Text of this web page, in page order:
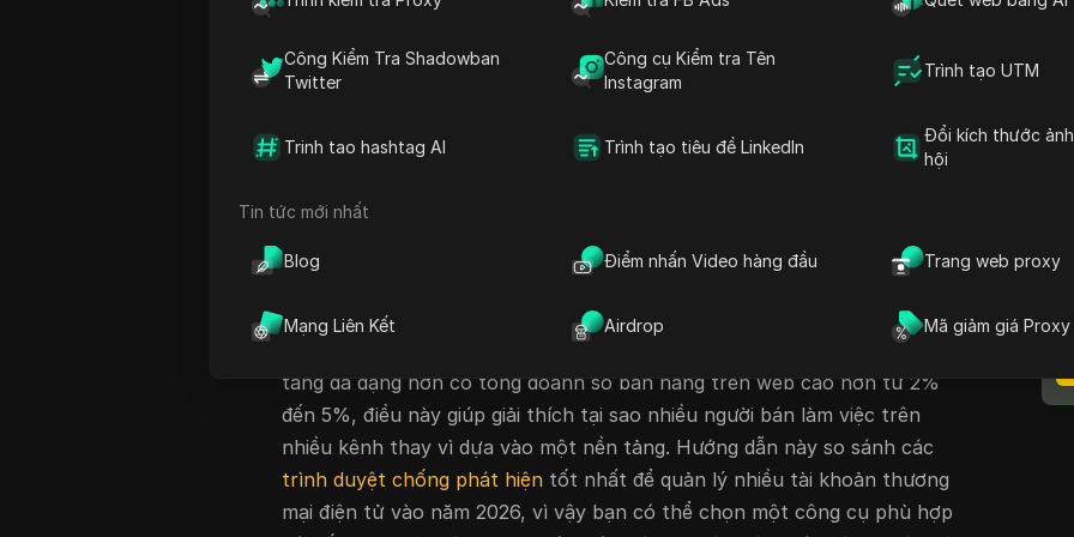
Công Kiểm Tra Shadowban
Twitter
Công cụ Kiểm tra Tên
Instagram
Trình tạo UTM
Trinh tao hashtag AI Trình tạo tiêu đề LinkedIn
Đổi kích thước
hội
Tin tức mới nhất
Blog Điểm nhấn Video hàng đầu Trang web proxy
Mạng Liên Kết Airdrop Mã giảm giá Proxy
doanh số thương mại điện tử bán lẻ của Hoa Kỳ ước tính đạt 326,7 tỷ
USD trong quý 1 năm 2026, tăng 9,8% so với cùng kỳ năm 2025. Đối với
người bán, đại lý và nhóm xuyên biên giới, sự tăng trưởng này thường có
khoản quảng cáo, vai trò hỗ trợ khách hàng và nhiệm vụ đăng nhập hàng
Nhưng quản lý nhiều tài khoản thương mại điện tử không chỉ là mở thêm
cửa hàng. Thách thức thực sự là giữ cho hồ sơ trình duyệt, cookie,
hoạt động của mỗi tài khoản rõ ràng. Một nghiên cứu thương mại điện tử
năm 2025 cũng cho thấy các doanh nghiệp sử dụng chiến lược đa nền
tảng đa dạng hơn có tổng doanh số bán hàng trên web cao hơn từ 2%
đến 5%, điều này giúp giải thích tại sao nhiều người bán làm việc trên
nhiều kênh thay vì dựa vào một nền tảng. Hướng dẫn này so sánh các
trình duyệt chống phát hiện tốt nhất để quản lý nhiều tài khoản thương
mại điện tử vào năm 2026, vì vậy bạn có thể chọn một công cụ phù hợp